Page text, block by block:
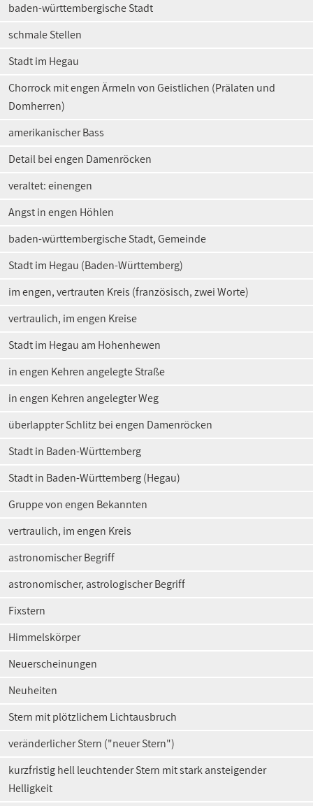
baden-württembergische Stadt
schmale Stellen
Stadt im Hegau
Chorrock mit engen Ärmeln von Geistlichen (Prälaten und
Domherren)
amerikanischer Bass
Detail bei engen Damenröcken
veraltet: einengen
Angst in engen Höhlen
baden-württembergische Stadt, Gemeinde
Stadt im Hegau (Baden-Württemberg)
im engen, vertrauten Kreis (französisch, zwei Worte)
vertraulich, im engen Kreise
Stadt im Hegau am Hohenhewen
in engen Kehren angelegte Straße
in engen Kehren angelegter Weg
überlappter Schlitz bei engen Damenröcken
Stadt in Baden-Württemberg
Stadt in Baden-Württemberg (Hegau)
Gruppe von engen Bekannten
vertraulich, im engen Kreis
astronomischer Begriff
astronomischer, astrologischer Begriff
Fixstern
Himmelskörper
Neuerscheinungen
Neuheiten
Stern mit plötzlichem Lichtausbruch
veränderlicher Stern ("neuer Stern")
kurzfristig hell leuchtender Stern mit stark ansteigender
Helligkeit